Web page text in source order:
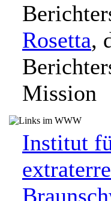
Rosetta,
Mission
Institut